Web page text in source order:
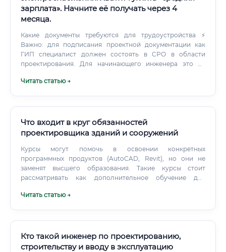
зарплата». Начните её получать через 4
месяца.
Какие документы требуются для трудоустройства ⚡
Важно: для подписания проектной документации как
ГИП специалист должен состоять в СРО в области
проектирования. Для начинающего инженера это не
ответственного руководителя. Как быстро можно
интенсивного обучения и активного поиска работы.
Читать статью →
Что входит в круг обязанностей
проектировщика зданий и сооружений
Курсы могут помочь в освоении конкретных
программных продуктов (AutoCAD, Revit), но они не
заменят высшего образования. Такие курсы стоит
рассматривать как дополнительное обучение для
повысить свою квалификацию. Крупные проектные
Читать статью →
Кто такой инженер по проектированию,
строительству и вводу в эксплуатацию